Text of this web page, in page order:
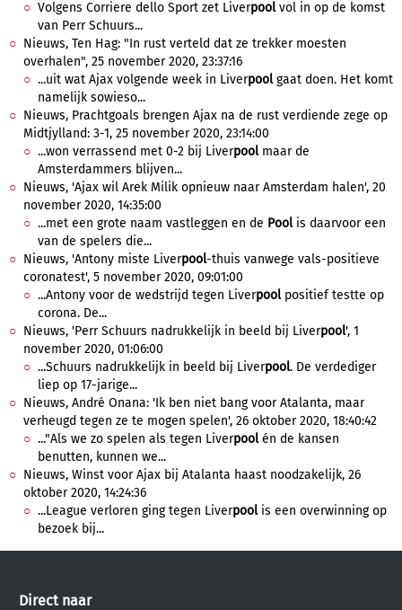
Volgens Corriere dello Sport zet Liverpoolvol in op de komst
van Perr Schuurs...
Nieuws, Ten Hag: "In rust verteld dat ze trekker moesten
overhalen", 25 november 2020, 23:37:16
...uit wat Ajax volgende week in Liverpoolgaat doen. Het komt
namelijk sowieso...
Nieuws, Prachtgoals brengen Ajax na de rust verdiende zege op
Midtjylland: 3-1, 25 november 2020, 23:14:00
...won verrassend met 0-2 bij Liverpoolmaar de
Amsterdammers blijven...
Nieuws, 'Ajax wil Arek Milik opnieuw naar Amsterdam halen', 20
november 2020, 14:35:00
...met een grote naam vastleggen en de Poolis daarvoor een
van de spelers die...
Nieuws, 'Antony miste Liverpool-thuis vanwege vals-positieve
coronatest', 5 november 2020, 09:01:00
...Antony voor de wedstrijd tegen Liverpoolpositief testte op
corona. De...
Nieuws, 'Perr Schuurs nadrukkelijk in beeld bij Liverpool', 1
november 2020, 01:06:00
...Schuurs nadrukkelijk in beeld bij Liverpool. De verdediger
liep op 17-jarige...
Nieuws, André Onana: 'Ik ben niet bang voor Atalanta, maar
verheugd tegen ze te mogen spelen', 26 oktober 2020, 18:40:42
..."Als we zo spelen als tegen Liverpoolén de kansen
benutten, kunnen we...
Nieuws, Winst voor Ajax bij Atalanta haast noodzakelijk, 26
oktober 2020, 14:24:36
...League verloren ging tegen Liverpoolis een overwinning op
bezoek bij...
Direct naar